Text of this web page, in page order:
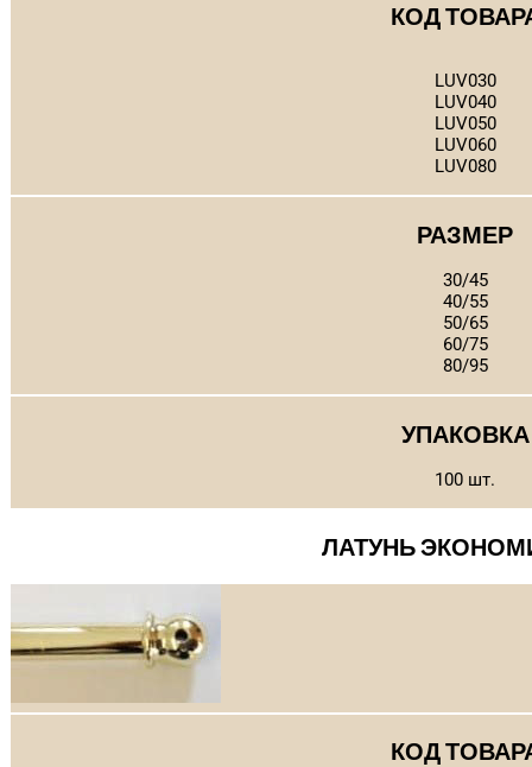
КОД
LUV030
LUV040
LUV050
LUV060
LUV080
РАЗМЕР
30/45
40/55
50/65
60/75
80/95
УПАКОВКА
100 шт.
ЛАТУНЬ
КОД